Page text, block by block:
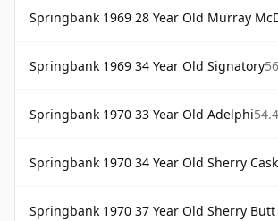
Springbank 1969 28 Year Old Murray
Springbank 1969 34 Year Old Signatory
Springbank 1970 33 Year Old Adelphi
Springbank 1970 34 Year Old Sherry Cask
Springbank 1970 37 Year Old Sherry Butt Signatory Cask Strength